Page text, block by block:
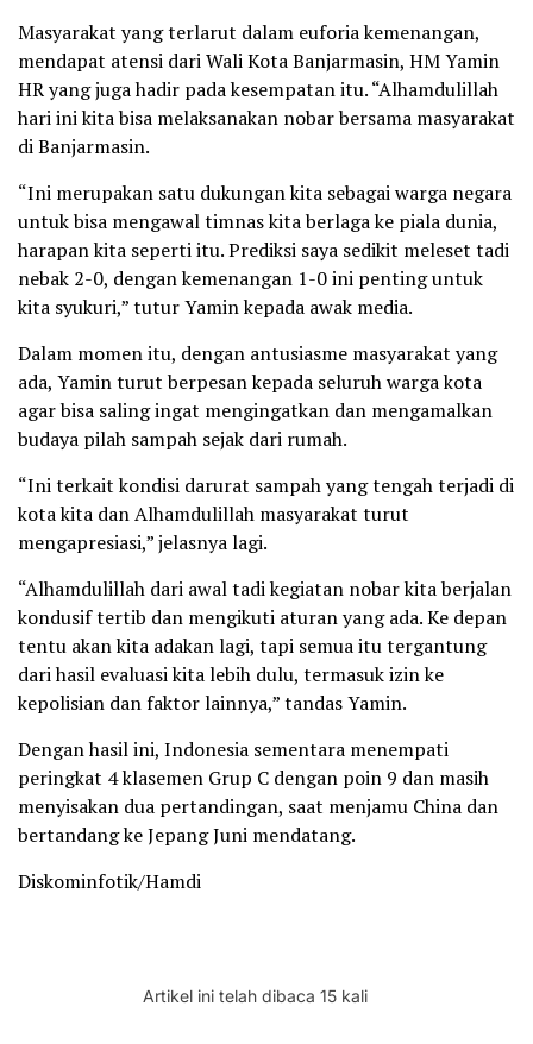
Masyarakat yang terlarut dalam euforia kemenangan,
mendapat atensi dari Wali Kota Banjarmasin, HM Yamin
HR yang juga hadir pada kesempatan itu. “Alhamdulillah
hari ini kita bisa melaksanakan nobar bersama masyarakat
di Banjarmasin.
“Ini merupakan satu dukungan kita sebagai warga negara
untuk bisa mengawal timnas kita berlaga ke piala dunia,
harapan kita seperti itu. Prediksi saya sedikit meleset tadi
nebak 2-0, dengan kemenangan 1-0 ini penting untuk
kita syukuri,” tutur Yamin kepada awak media.
Dalam momen itu, dengan antusiasme masyarakat yang
ada, Yamin turut berpesan kepada seluruh warga kota
agar bisa saling ingat mengingatkan dan mengamalkan
budaya pilah sampah sejak dari rumah.
“Ini terkait kondisi darurat sampah yang tengah terjadi di
kota kita dan Alhamdulillah masyarakat turut
mengapresiasi,” jelasnya lagi.
“Alhamdulillah dari awal tadi kegiatan nobar kita berjalan
kondusif tertib dan mengikuti aturan yang ada. Ke depan
tentu akan kita adakan lagi, tapi semua itu tergantung
dari hasil evaluasi kita lebih dulu, termasuk izin ke
kepolisian dan faktor lainnya,” tandas Yamin.
Dengan hasil ini, Indonesia sementara menempati
peringkat 4 klasemen Grup C dengan poin 9 dan masih
menyisakan dua pertandingan, saat menjamu China dan
bertandang ke Jepang Juni mendatang.
Diskominfotik/Hamdi
Artikel ini telah dibaca 15 kali